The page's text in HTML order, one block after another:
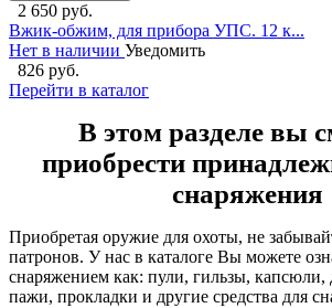
2 650 руб.
Вжик-обжим, для прибора УПС. 12 к...
Нет в наличии Уведомить
826 руб.
Перейти в каталог
В этом разделе вы
приобрести
снаряжения
Приобретая оружие для охоты, не
патронов. У нас в каталоге Вы можете
снаряжением как: пули, гильзы, капсюли,
пажи, прокладки и другие средства для